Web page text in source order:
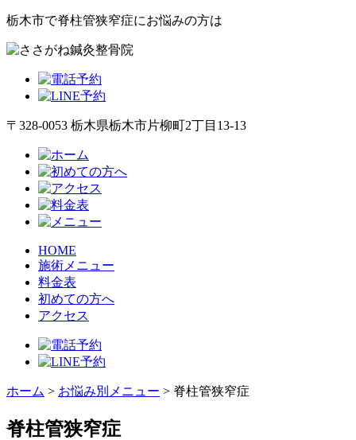
栃木市で脊柱管狭窄症にお悩みの方は
〒328-0053 栃木県栃木市片柳町2丁目13-13
HOME
施術メニュー
料金表
初めての方へ
アクセス
ホーム > お悩み別メニュー > 脊柱管狭窄症
脊柱管狭窄症